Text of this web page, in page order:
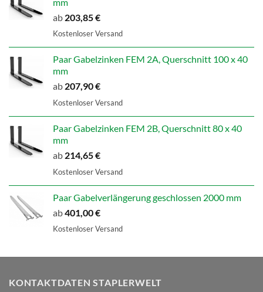
ab 203,85€
Kostenloser Versand
Paar Gabelzinken FEM 2A, Querschnitt 100 x 40
mm
ab 207,90€
Kostenloser Versand
Paar Gabelzinken FEM 2B, Querschnitt 80 x 40
mm
ab 214,65€
Kostenloser Versand
Paar Gabelverlängerung geschlossen 2000 mm
ab401,00€
Kostenloser Versand
KONTAKTDATEN STAPLERWELT